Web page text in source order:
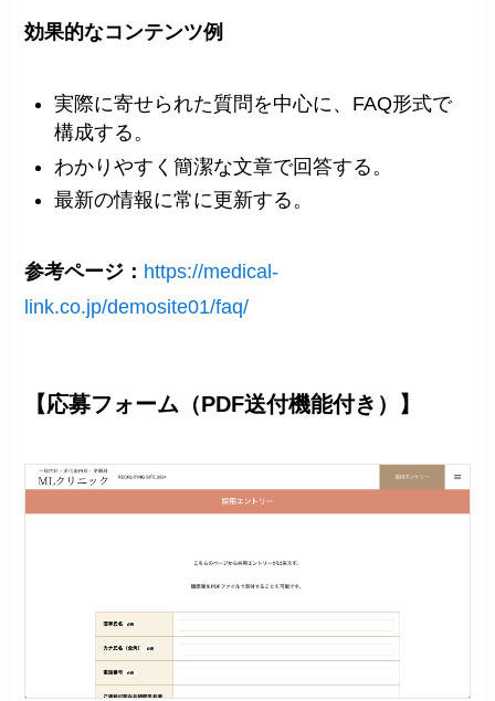
効果的なコンテンツ例
実際に寄せられた質問を中心に、FAQ形式で
構成する。
わかりやすく簡潔な文章で回答する。
最新の情報に常に更新する。
参考ページ： https://medical-
link.co.jp/demosite01/faq/
【応募フォーム（PDF送付機能付き）】